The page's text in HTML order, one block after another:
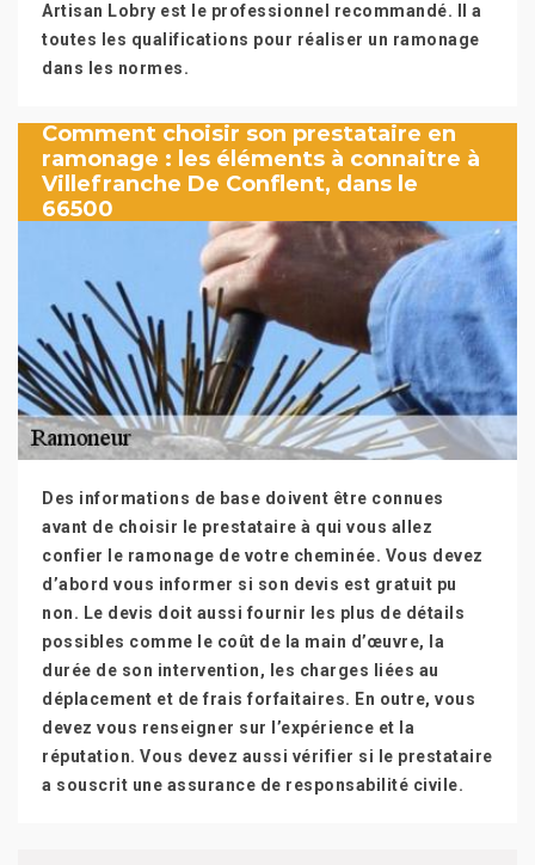
Artisan Lobry est le professionnel recommandé. Il a
toutes les qualifications pour réaliser un ramonage
dans les normes.
Comment choisir son prestataire en
ramonage : les éléments à connaitre à
Villefranche De Conflent, dans le
66500
Des informations de base doivent être connues
avant de choisir le prestataire à qui vous allez
confier le ramonage de votre cheminée. Vous devez
d’abord vous informer si son devis est gratuit pu
non. Le devis doit aussi fournir les plus de détails
possibles comme le coût de la main d’œuvre, la
durée de son intervention, les charges liées au
déplacement et de frais forfaitaires. En outre, vous
devez vous renseigner sur l’expérience et la
réputation. Vous devez aussi vérifier si le prestataire
a souscrit une assurance de responsabilité civile.